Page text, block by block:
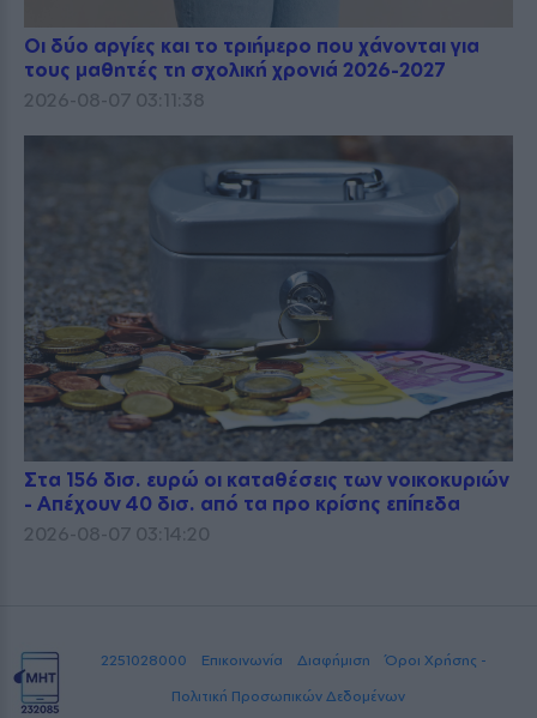
Οι δύο αργίες και το τριήμερο που χάνονται για
τους μαθητές τη σχολική χρονιά 2026-2027
2026-08-07 03:11:38
Στα 156 δισ. ευρώ οι καταθέσεις των νοικοκυριών
- Απέχουν 40 δισ. από τα προ κρίσης επίπεδα
2026-08-07 03:14:20
2251028000 Επικοινωνία Διαφήμιση
Όροι Χρήσης -
Πολιτική Προσωπικών Δεδομένων